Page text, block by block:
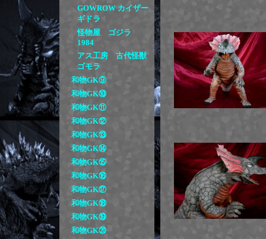
GOWROW カイザー
ギドラ
怪物屋 ゴジラ
1984
アス工房 古代怪獣
ゴモラ
和物GK⑨
和物GK⑩
和物GK⑪
和物GK⑫
和物GK⑬
和物GK⑭
和物GK⑮
和物GK⑯
和物GK⑰
和物GK⑱
和物GK⑲
和物GK⑳